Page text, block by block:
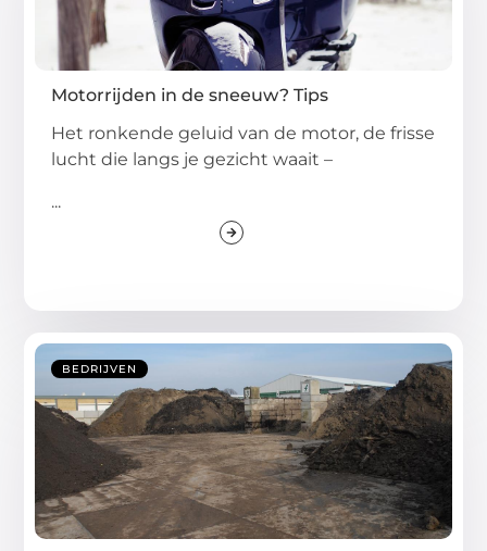
Motorrijden in de sneeuw? Tips
Het ronkende geluid van de motor, de frisse
lucht die langs je gezicht waait –
...
BEDRIJVEN